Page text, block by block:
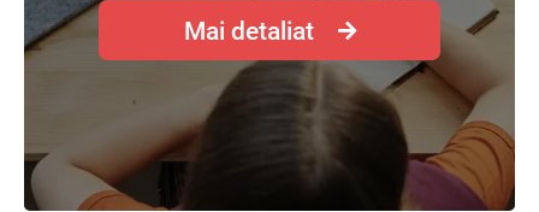
Mai detaliat